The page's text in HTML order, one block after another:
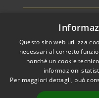
RSS
Accessibilità
Cookie
Questo sito web utilizza
necessari al corretto
nonché un cookie
informazioni
Per maggiori dettagli, può